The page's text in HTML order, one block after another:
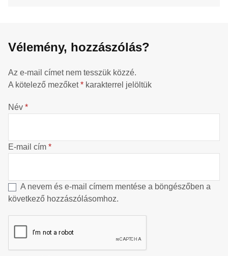
Vélemény, hozzászólás?
Az e-mail címet nem tesszük közzé.
A kötelező mezőket* karakterrel jelöltük
Név *
E-mail cím *
A nevem és e-mail címem mentése a böngészőben a
következő hozzászólásomhoz.